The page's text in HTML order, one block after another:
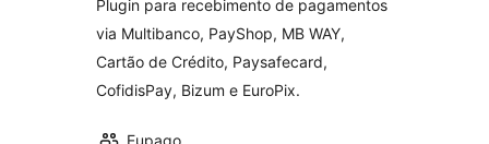
Plugin para recebimento de pagamentos
via Multibanco, PayShop, MB WAY,
Cartão de Crédito, Paysafecard,
CofidisPay, Bizum e EuroPix.
Eupago